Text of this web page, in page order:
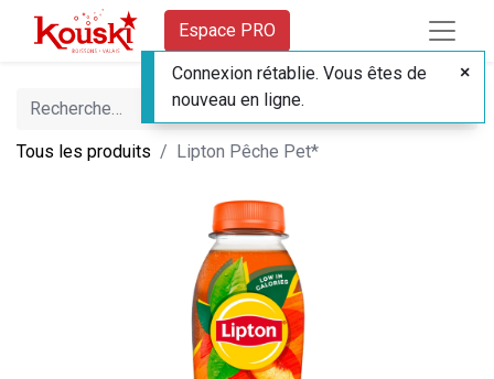
Espace PRO
Tous les produits Lipton Pêche Pet*
Connexion rétablie. Vous êtes de
nouveau en ligne.